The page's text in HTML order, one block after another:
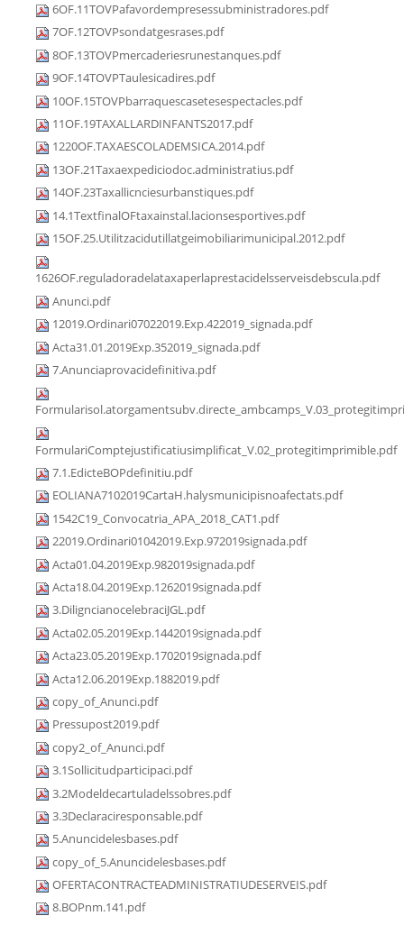
6OF.11TOVPafavordempresessubministradores.pdf
7OF.12TOVPsondatgesrases.pdf
8OF.13TOVPmercaderiesrunestanques.pdf
9OF.14TOVPTaulesicadires.pdf
10OF.15TOVPbarraquescasetesespectacles.pdf
11OF.19TAXALLARDINFANTS2017.pdf
1220OF.TAXAESCOLADEMSICA.2014.pdf
13OF.21Taxaexpediciodoc.administratius.pdf
14OF.23Taxallicnciesurbanstiques.pdf
14.1TextfinalOFtaxainstal.lacionsesportives.pdf
15OF.25.Utilitzacidutillatgeimobiliarimunicipal.2012.pdf
1626OF.reguladoradelataxaperlaprestacidelsserveisdebscula.pdf
Anunci.pdf
12019.Ordinari07022019.Exp.422019_signada.pdf
Acta31.01.2019Exp.352019_signada.pdf
7.Anunciaprovacidefinitiva.pdf
FormulariComptejustificatiusimplificat_V.02_protegitimprimible.pdf
7.1.EdicteBOPdefinitiu.pdf
EOLIANA7102019CartaH.halysmunicipisnoafectats.pdf
1542C19_Convocatria_APA_2018_CAT1.pdf
22019.Ordinari01042019.Exp.972019signada.pdf
Acta01.04.2019Exp.982019signada.pdf
Acta18.04.2019Exp.1262019signada.pdf
3.DiligncianocelebraciJGL.pdf
Acta02.05.2019Exp.1442019signada.pdf
Acta23.05.2019Exp.1702019signada.pdf
Acta12.06.2019Exp.1882019.pdf
copy_of_Anunci.pdf
Pressupost2019.pdf
copy2_of_Anunci.pdf
3.1Sollicitudparticipaci.pdf
3.2Modeldecartuladelssobres.pdf
3.3Declaraciresponsable.pdf
5.Anuncidelesbases.pdf
copy_of_5.Anuncidelesbases.pdf
OFERTACONTRACTEADMINISTRATIUDESERVEIS.pdf
8.BOPnm.141.pdf